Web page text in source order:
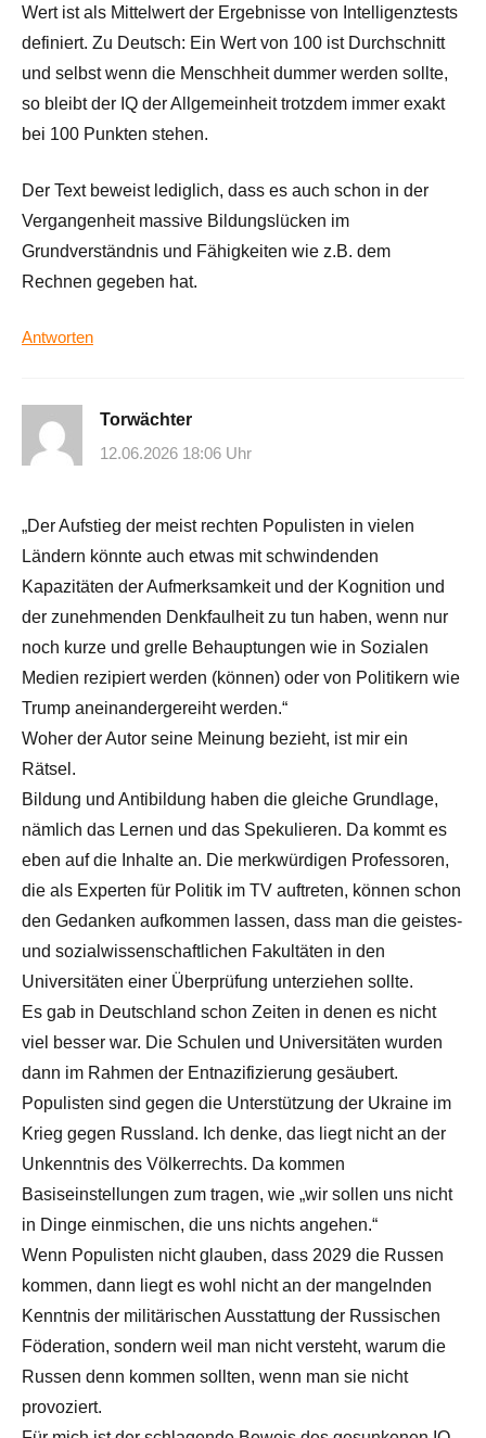
Wert ist als Mittelwert der Ergebnisse von Intelligenztests
definiert. Zu Deutsch: Ein Wert von 100 ist Durchschnitt
und selbst wenn die Menschheit dummer werden sollte,
so bleibt der IQ der Allgemeinheit trotzdem immer exakt
bei 100 Punkten stehen.
Der Text beweist lediglich, dass es auch schon in der
Vergangenheit massive Bildungslücken im
Grundverständnis und Fähigkeiten wie z.B. dem
Rechnen gegeben hat.
Antworten
Torwächter
12.06.2026 18:06 Uhr
„Der Aufstieg der meist rechten Populisten in vielen
Ländern könnte auch etwas mit schwindenden
Kapazitäten der Aufmerksamkeit und der Kognition und
der zunehmenden Denkfaulheit zu tun haben, wenn nur
noch kurze und grelle Behauptungen wie in Sozialen
Medien rezipiert werden (können) oder von Politikern wie
Trump aneinandergereiht werden.“
Woher der Autor seine Meinung bezieht, ist mir ein
Rätsel.
Bildung und Antibildung haben die gleiche Grundlage,
nämlich das Lernen und das Spekulieren. Da kommt es
eben auf die Inhalte an. Die merkwürdigen Professoren,
die als Experten für Politik im TV auftreten, können schon
den Gedanken aufkommen lassen, dass man die geistes-
und sozialwissenschaftlichen Fakultäten in den
Universitäten einer Überprüfung unterziehen sollte.
Es gab in Deutschland schon Zeiten in denen es nicht
viel besser war. Die Schulen und Universitäten wurden
dann im Rahmen der Entnazifizierung gesäubert.
Populisten sind gegen die Unterstützung der Ukraine im
Krieg gegen Russland. Ich denke, das liegt nicht an der
Unkenntnis des Völkerrechts. Da kommen
Basiseinstellungen zum tragen, wie „wir sollen uns nicht
in Dinge einmischen, die uns nichts angehen.“
Wenn Populisten nicht glauben, dass 2029 die Russen
kommen, dann liegt es wohl nicht an der mangelnden
Kenntnis der militärischen Ausstattung der Russischen
Föderation, sondern weil man nicht versteht, warum die
Russen denn kommen sollten, wenn man sie nicht
provoziert.